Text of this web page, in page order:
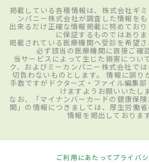
掲載している各種情報は、株式会社ギ
ンパニー株式会社が調査した情報をも
出来るだけ正確な情報掲載に努めてお
に保証するものではありま
掲載されている医療機関へ受診を希望
必ず該当の医療機関に直接ご確
当サービスによって生じた損害につい
ク、およびミーカンパニー株式会社で
切負わないものとします。 情報に誤り
手数ですがドクターズ・ファイル編集
けますようお願いいたし
なお、「マイナンバーカードの健康保
関」の情報につきましては、厚生労働省
情報を掲出しております
ご利用にあたってプライバ